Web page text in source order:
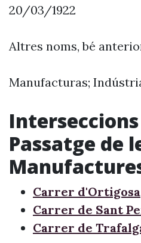
20/03/1922
Altres noms, bé
Manufacturas;
Passatge de
Carrer d'Ortigosa
Carrer de Sant
Carrer de